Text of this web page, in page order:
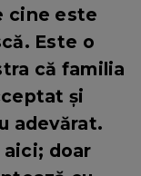
cine este
Este o
că familia
și
adevărat.
aici; doar